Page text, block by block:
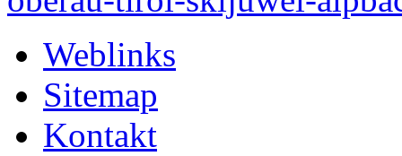
Weblinks
Sitemap
Kontakt